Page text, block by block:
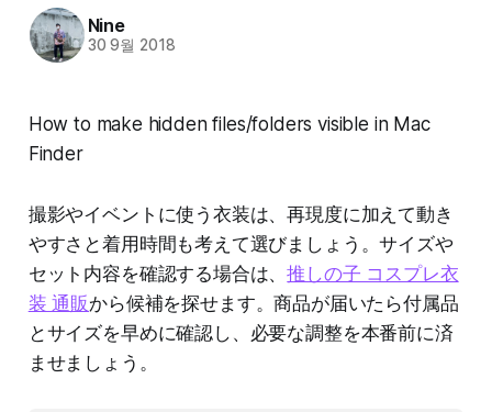
Nine
30 9월 2018
How to make hidden files/folders visible in Mac
Finder
撮影やイベントに使う衣装は、再現度に加えて動き
やすさと着用時間も考えて選びましょう。サイズや
セット内容を確認する場合は、推しの子 コスプレ衣
装 通販から候補を探せます。商品が届いたら付属品
とサイズを早めに確認し、必要な調整を本番前に済
ませましょう。